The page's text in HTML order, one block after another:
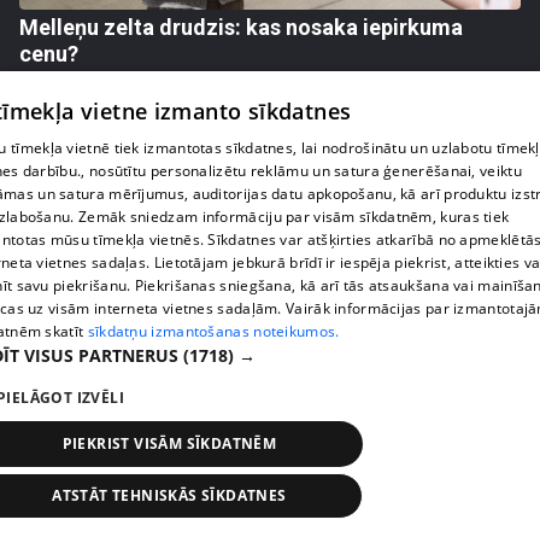
Melleņu zelta drudzis: kas nosaka iepirkuma
cenu?
pirms 1 nedēļas, 2 dienām
Ogas un sēnes šogad dārgākas, bet uzpirkšanas
409. epizode
vietne izmanto sīkdatnes
tīmekļa vietnē tiek izmantotas sīkdatnes, lai nodrošinātu un uzlabotu
darbību., nosūtītu personalizētu reklāmu un satura ģenerēšanai, veiktu
un satura mērījumus, auditorijas datu apkopošanu, kā arī produktu
Zemāk sniedzam informāciju par visām sīkdatnēm, kuras tiek
mūsu tīmekļa vietnēs. Sīkdatnes var atšķirties atkarībā no
vietnes sadaļas. Lietotājam jebkurā brīdī ir iespēja piekrist, atteikties
savu piekrišanu. Piekrišanas sniegšana, kā arī tās atsaukšana vai
uz visām interneta vietnes sadaļām. Vairāk informācijas par
skatīt sīkdatņu izmantošanas noteikumos.
VISUS PARTNERUS (1718) →
IZVĒLI
PIEKRIST VISĀM SĪKDATNĒM
ATSTĀT TEHNISKĀS SĪKDATNES